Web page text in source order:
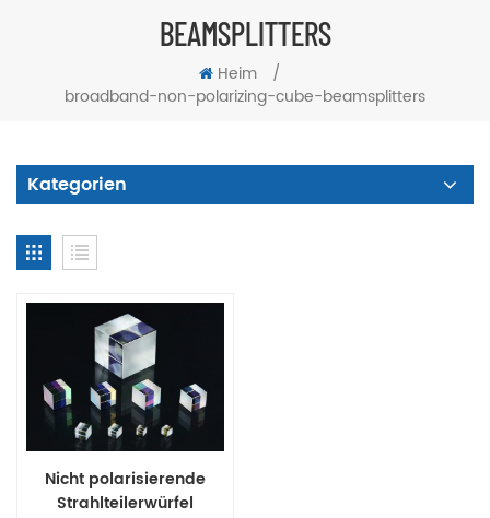
BEAMSPLITTERS
Heim
/
broadband-non-polarizing-cube-beamsplitters
Kategorien
Nicht polarisierende
Strahlteilerwürfel